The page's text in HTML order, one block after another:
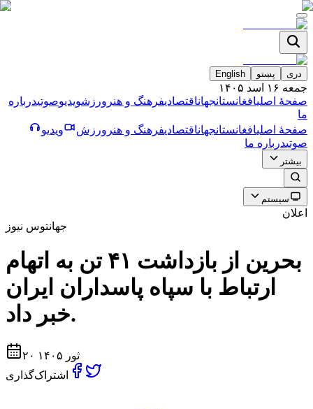
دری پښتو English
جمعه ۱۶ اسد ۱۴۰۵
صفحۀ اصلیافغانستانجهاناقتصادیفرهنگ و هنر ورزشویدیوصوتیدرباره
ما
صفحۀ اصلیافغانستانجهاناقتصادیفرهنگ و هنر ورزش
ویدیو
صوتیدرباره ما
بیشتر
سیستم
اعلان
جهانتوس نیوز
بحرين از بازداشت ۴۱ تن به اتهام
ارتباط با سپاه پاسداران ايران
خبر داد.
۲۰ ثور ۱۴۰۵
اشتراک‌گذاری